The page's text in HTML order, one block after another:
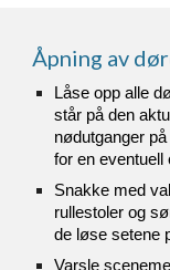
Åpning av
Låse opp alle
står på den
nødutganger
for en eventuell
Snakke med
rullestoler og
de løse setene
Varsle